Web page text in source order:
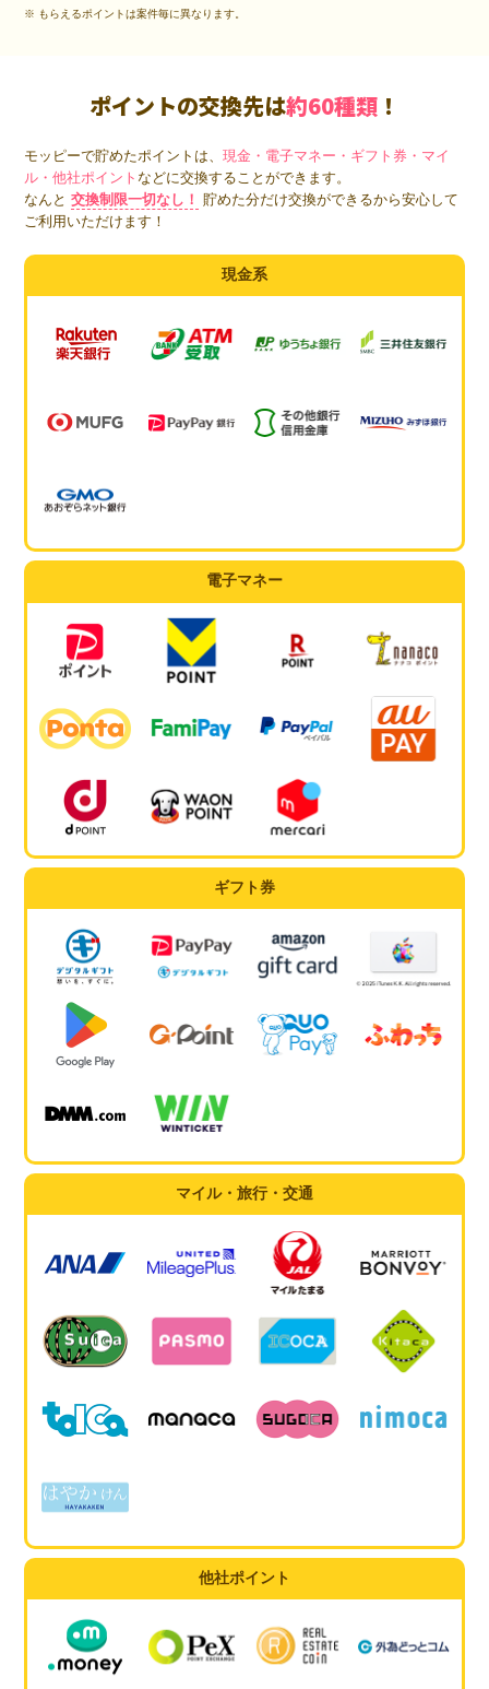
※ もらえるポイントは案件毎に異なります。
ポイントの交換先は約60種類 ！
モッピーで貯めたポイントは、現金・電子マネー・ギフト券・マイ
ル・他社ポイントなどに交換することができます。
なんと 交換制限一切なし！
貯めた分だけ交換ができるから安心して
ご利用いただけます！
現金系
電子マネー
ギフト券
マイル・旅行・交通
他社ポイント